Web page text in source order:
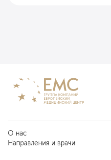
О нас
Отзывы пациентов
Направления и врачи